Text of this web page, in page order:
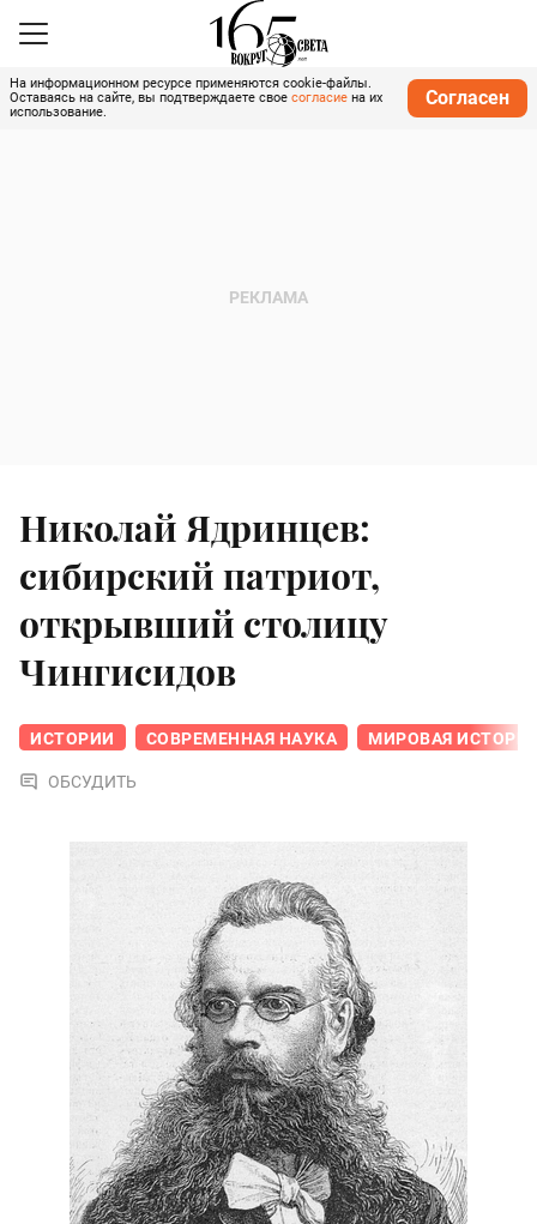
На информационном ресурсе применяются cookie-файлы.
Оставаясь на сайте, вы подтверждаете свое согласие на их
использование.
Согласен
Николай Ядринцев:
сибирский патриот,
открывший столицу
Чингисидов
ИСТОРИИ СОВРЕМЕННАЯ НАУКА МИРОВАЯ
ОБСУДИТЬ